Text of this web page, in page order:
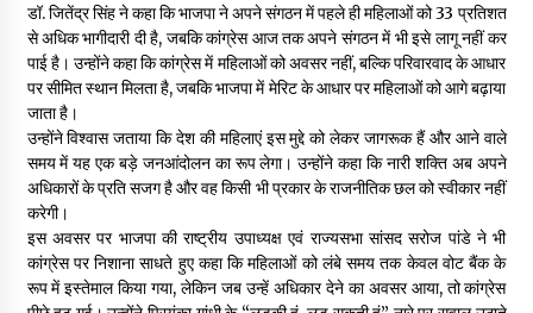
डॉ. जितेंद्र सिंह ने कहा कि भाजपा ने अपने संगठन में पहले ही महिलाओं को 33 प्रतिशत
से अधिक भागीदारी दी है, जबकि कांग्रेस आज तक अपने संगठन में भी इसे लागू नहीं कर
पाई है। उन्होंने कहा कि कांग्रेस में महिलाओं को अवसर नहीं, बल्कि परिवारवाद के आधार
पर सीमित स्थान मिलता है, जबकि भाजपा में मेरिट के आधार पर महिलाओं को आगे बढ़ाया
जाता है।
उन्होंने विश्वास जताया कि देश की महिलाएं इस मुद्दे को लेकर जागरूक हैं और आने वाले
समय में यह एक बड़े जनआंदोलन का रूप लेगा। उन्होंने कहा कि नारी शक्ति अब अपने
अधिकारों के प्रति सजग है और वह किसी भी प्रकार के राजनीतिक छल को स्वीकार नहीं
करेगी।
इस अवसर पर भाजपा की राष्ट्रीय उपाध्यक्ष एवं राज्यसभा सांसद सरोज पांडे ने भी
कांग्रेस पर निशाना साधते हुए कहा कि महिलाओं को लंबे समय तक केवल वोट बैंक के
रूप में इस्तेमाल किया गया, लेकिन जब उन्हें अधिकार देने का अवसर आया, तो कांग्रेस